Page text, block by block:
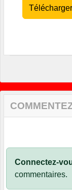
Connectez-
commentaires.